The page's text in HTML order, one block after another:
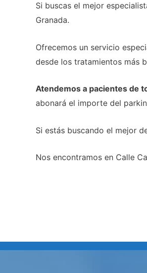
Si buscas el mejor
Granada.
Ofrecemos un servicio
desde los tratamientos más
Atendemos a pacientes de
abonará el importe del
Si estás buscando el mejor
Nos encontramos en Calle